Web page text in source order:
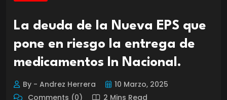
La deuda de la Nueva EPS que
pone en riesgo la entrega de
medicamentos In Nacional.
By - Andrez Herrera
10 Marzo, 2025
Comments (0)
2 Mins Read